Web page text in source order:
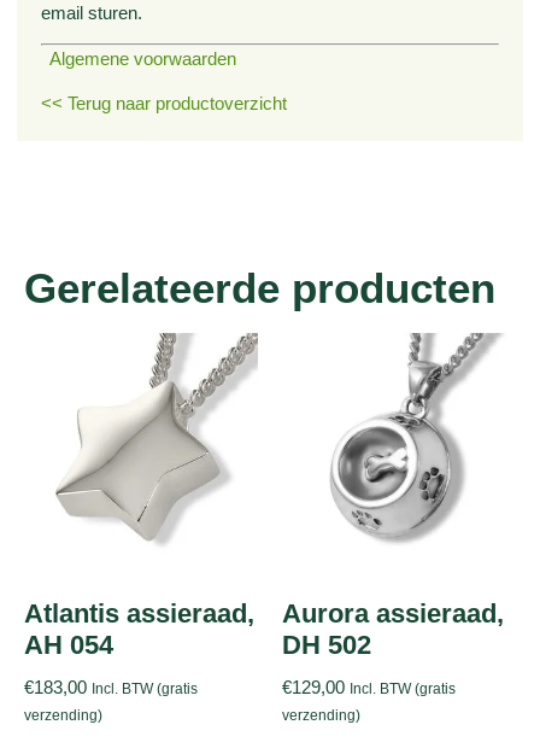
email sturen.
Algemene voorwaarden
<< Terug naar productoverzicht
Gerelateerde producten
Atlantis assieraad,
AH 054
€183,00 Incl. BTW (gratis
verzending)
Aurora assieraad,
DH 502
€129,00 Incl. BTW (gratis
verzending)